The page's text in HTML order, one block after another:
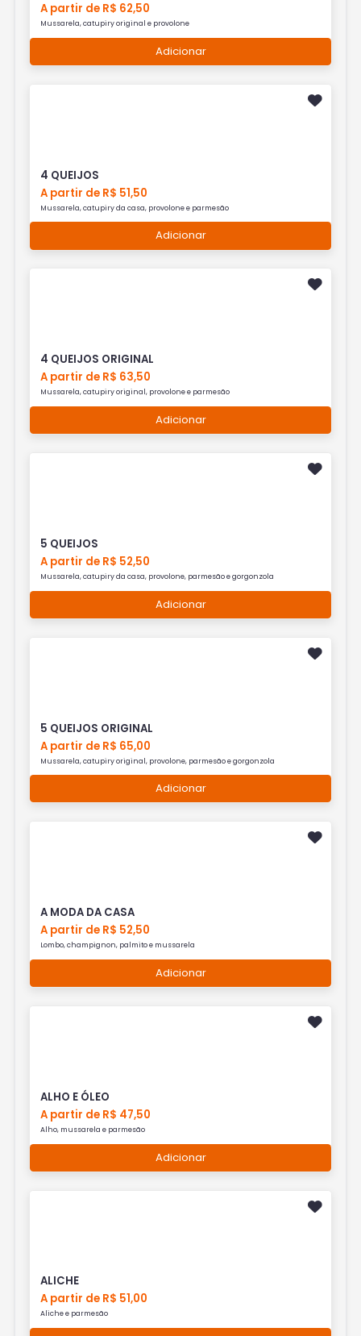
A partir de R$ 62,50
Mussarela, catupiry original e provolone
Adicionar
4 QUEIJOS
A partir de R$ 51,50
Mussarela, catupiry da casa, provolone e parmesão
Adicionar
4 QUEIJOS ORIGINAL
A partir de R$ 63,50
Mussarela, catupiry original, provolone e parmesão
Adicionar
5 QUEIJOS
A partir de R$ 52,50
Mussarela, catupiry da casa, provolone, parmesão e gorgonzola
Adicionar
5 QUEIJOS ORIGINAL
A partir de R$ 65,00
Mussarela, catupiry original, provolone, parmesão e gorgonzola
Adicionar
A MODA DA CASA
A partir de R$ 52,50
Lombo, champignon, palmito e mussarela
Adicionar
ALHO E ÓLEO
A partir de R$ 47,50
Alho, mussarela e parmesão
Adicionar
ALICHE
A partir de R$ 51,00
Aliche e parmesão